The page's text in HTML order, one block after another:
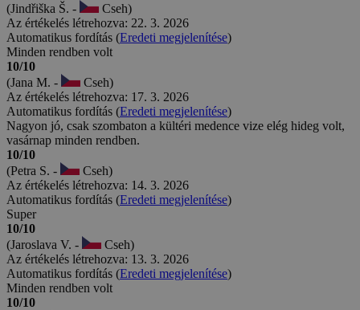
(Jindřiška Š. -
Cseh)
Az értékelés létrehozva: 22. 3. 2026
Automatikus fordítás (Eredeti megjelenítése)
Minden rendben volt
10/10
(Jana M. -
Cseh)
Az értékelés létrehozva: 17. 3. 2026
Automatikus fordítás (Eredeti megjelenítése)
Nagyon jó, csak szombaton a kültéri medence vize elég hideg volt,
vasárnap minden rendben.
10/10
(Petra S. -
Cseh)
Az értékelés létrehozva: 14. 3. 2026
Automatikus fordítás (Eredeti megjelenítése)
Super
10/10
(Jaroslava V. -
Cseh)
Az értékelés létrehozva: 13. 3. 2026
Automatikus fordítás (Eredeti megjelenítése)
Minden rendben volt
10/10